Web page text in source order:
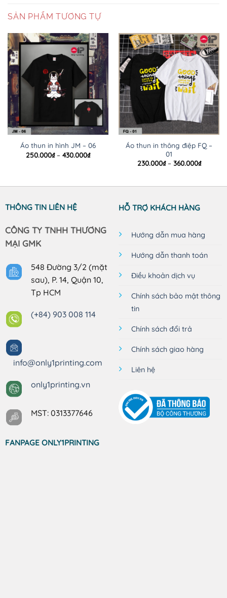
SẢN PHẨM TƯƠNG TỰ
Áo thun in hình JM – 06
250.000₫ – 430.000₫Khoảng
430.000₫
Áo thun in thông điệp FQ –
01
230.000₫ – 360.000₫Khoảng
đến
THÔNG TIN LIÊN HỆ
CÔNG TY TNHH THƯƠNG
MẠI GMK
548 Đường 3/2 (mặt
sau), P. 14, Quận 10,
Tp HCM
(+84) 903 008 114
info@only1printing.com
only1printing.vn
MST: 0313377646
HỖ TRỢ KHÁCH HÀNG
Hướng dẫn mua hàng
Hướng dẫn thanh toán
Điều khoản dịch vụ
Chính sách bảo mật thông
tin
Chính sách đổi trả
Chính sách giao hàng
Liên hệ
FANPAGE ONLY1PRINTING